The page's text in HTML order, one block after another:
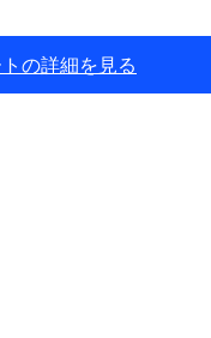
の詳細を見る